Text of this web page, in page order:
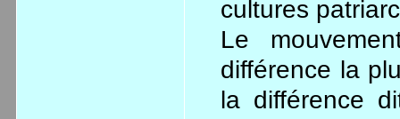
cultures
Le
différence la
la différence